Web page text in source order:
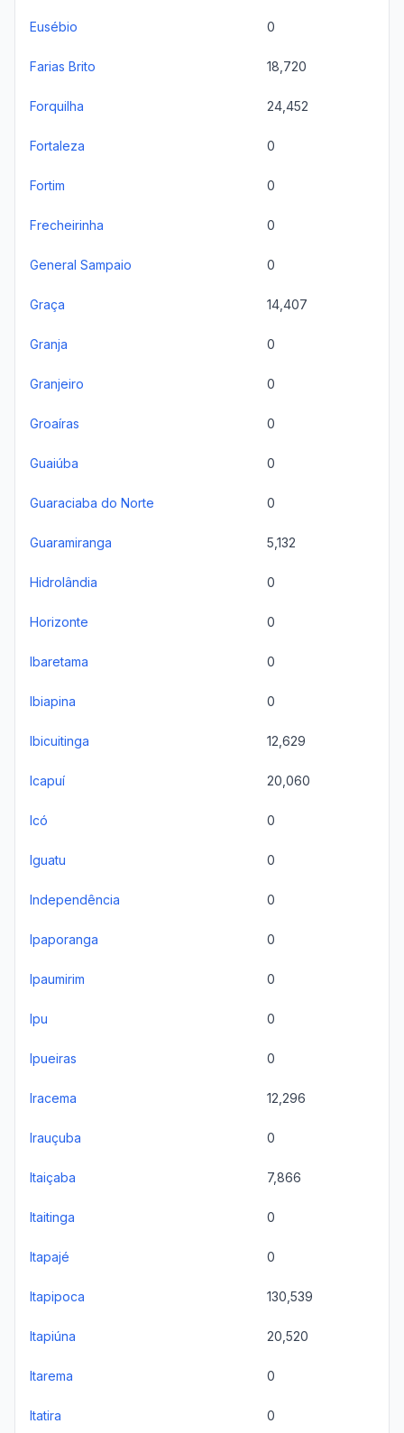
Eusébio 0
Farias Brito 18,720
Forquilha 24,452
Fortaleza 0
Fortim 0
Frecheirinha 0
General Sampaio 0
Graça 14,407
Granja 0
Granjeiro 0
Groaíras 0
Guaiúba 0
Guaraciaba do Norte 0
Guaramiranga 5,132
Hidrolândia 0
Horizonte 0
Ibaretama 0
Ibiapina 0
Ibicuitinga 12,629
Icapuí 20,060
Icó 0
Iguatu 0
Independência 0
Ipaporanga 0
Ipaumirim 0
Ipu 0
Ipueiras 0
Iracema 12,296
Irauçuba 0
Itaiçaba 7,866
Itaitinga 0
Itapajé 0
Itapipoca 130,539
Itapiúna 20,520
Itarema 0
Itatira 0